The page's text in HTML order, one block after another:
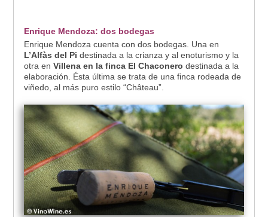
Enrique Mendoza: dos bodegas
Enrique Mendoza cuenta con dos bodegas. Una en
L’Alfàs del Pi destinada a la crianza y al enoturismo y la
otra en Villena en la finca El Chaconero destinada a la
elaboración. Ésta última se trata de una finca rodeada de
viñedo, al más puro estilo “Château”.